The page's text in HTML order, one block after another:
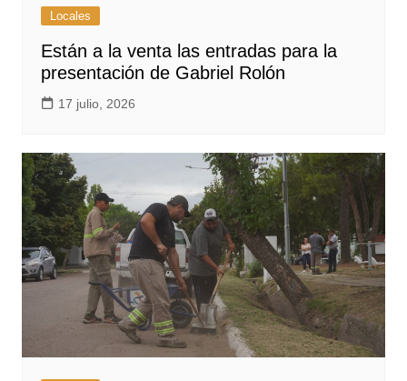
Locales
Están a la venta las entradas para la
presentación de Gabriel Rolón
17 julio, 2026